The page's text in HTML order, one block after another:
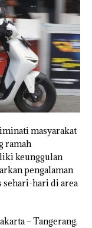
masyarakat
ramah
keunggulan
pengalaman
sehari-hari di area
– Tangerang,